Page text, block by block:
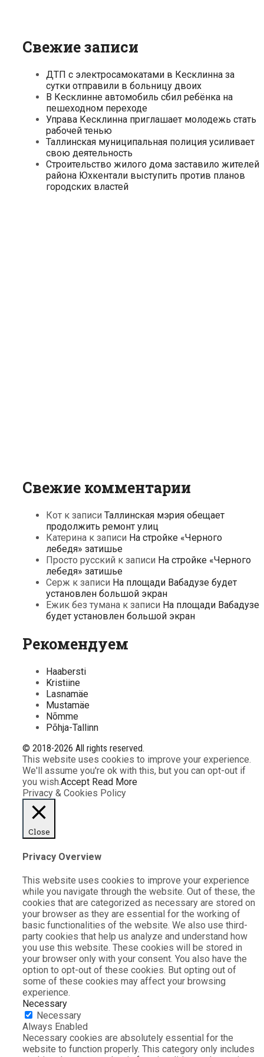
Свежие записи
ДТП с электросамокатами в Кесклинна за
сутки отправили в больницу двоих
В Кесклинне автомобиль сбил ребёнка на
пешеходном переходе
Управа Кесклинна приглашает молодежь стать
рабочей тенью
Таллинская муниципальная полиция усиливает
свою деятельность
Строительство жилого дома заставило жителей
района Юхкентали выступить против планов
городских властей
Свежие комментарии
Кот к записи Таллинская мэрия обещает
продолжить ремонт улиц
Катерина к записи На стройке «Черного
лебедя» затишье
Просто русский к записи На стройке «Черного
лебедя» затишье
Серж к записи На площади Вабадузе будет
установлен большой экран
Ежик без тумана к записи На площади Вабадузе
будет установлен большой экран
Рекомендуем
Haabersti
Kristiine
Lasnamäe
Mustamäe
Nõmme
Põhja-Tallinn
© 2018-2026 All rights reserved.
This website uses cookies to improve your experience.
We'll assume you're ok with this, but you can opt-out if
you wish.Accept Read More
Privacy & Cookies Policy
Close
Privacy Overview
This website uses cookies to improve your experience
while you navigate through the website. Out of these, the
cookies that are categorized as necessary are stored on
your browser as they are essential for the working of
basic functionalities of the website. We also use third-
party cookies that help us analyze and understand how
you use this website. These cookies will be stored in
your browser only with your consent. You also have the
option to opt-out of these cookies. But opting out of
some of these cookies may affect your browsing
experience.
Necessary
Necessary
Always Enabled
Necessary cookies are absolutely essential for the
website to function properly. This category only includes